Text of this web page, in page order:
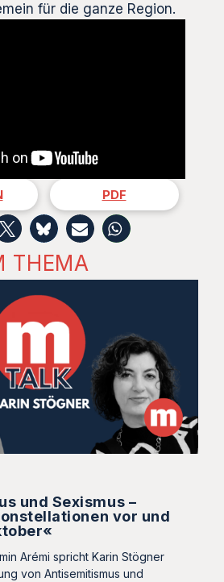
für die ganze Region.
PDF
THEMA
und Sexismus –
vor und
Arémi spricht Karin Stögner
von Antisemitismus und